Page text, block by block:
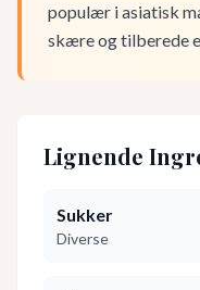
populær i asiatisk
skære og tilberede
Lignende
Sukker
Diverse